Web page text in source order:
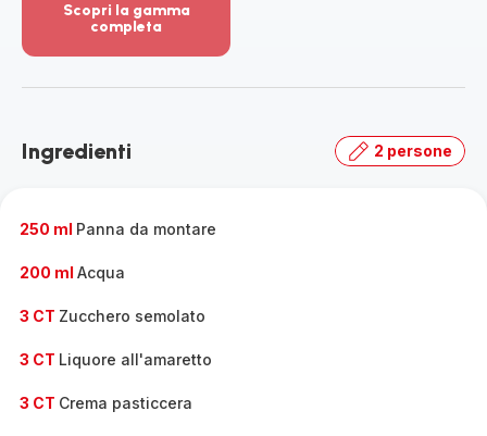
Scopri la gamma
completa
dettagli
la
Ingredienti 2 persone
250 ml Panna da montare
200 ml Acqua
3 CT Zucchero semolato
3 CT Liquore all'amaretto
3 CT Crema pasticcera